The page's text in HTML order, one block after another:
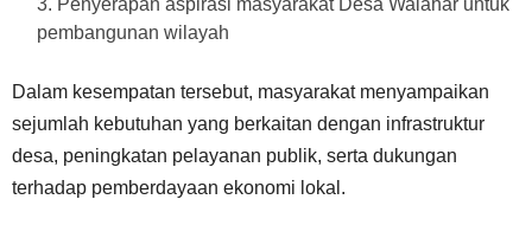
Penyerapan aspirasi masyarakat Desa Walahar untuk
pembangunan wilayah
Dalam kesempatan tersebut, masyarakat menyampaikan
sejumlah kebutuhan yang berkaitan dengan infrastruktur
desa, peningkatan pelayanan publik, serta dukungan
terhadap pemberdayaan ekonomi lokal.